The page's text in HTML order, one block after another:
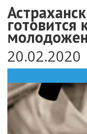
готовится
20.02.2020